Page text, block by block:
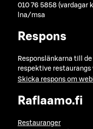
010 76 5858 (vardagar
lna/msa
Respons
Responslänkarna till
respektive restaurangs
Skicka respons om
Raflaamo.fi
Restauranger